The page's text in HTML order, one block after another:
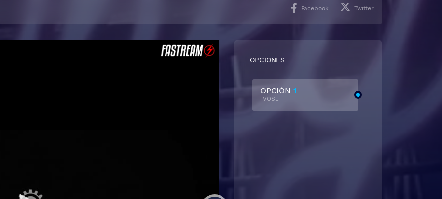
Facebook Twitter
OPCIONES
OPCIÓN 1
-VOSE